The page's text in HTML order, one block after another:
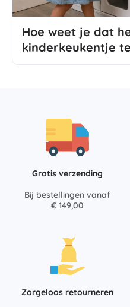
Hoe weet je dat
kinderkeukentje
Gratis verzending
Bij bestellingen vanaf
€ 149,00
Zorgeloos retourneren